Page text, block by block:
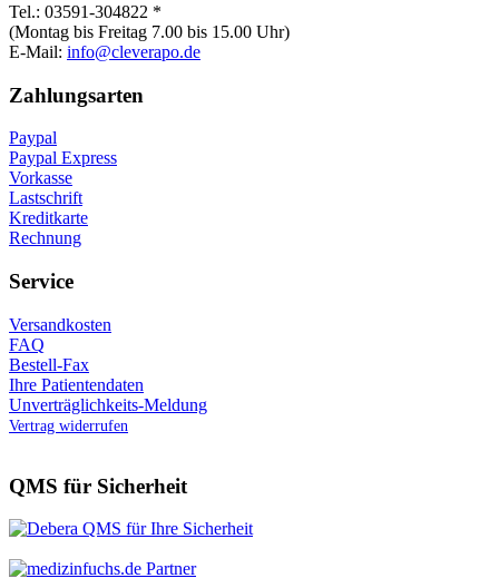
Tel.: 03591-304822 *
(Montag bis Freitag 7.00 bis 15.00 Uhr)
E-Mail: info@cleverapo.de
Zahlungsarten
Paypal
Paypal Express
Vorkasse
Lastschrift
Kreditkarte
Rechnung
Service
Versandkosten
FAQ
Bestell-Fax
Ihre Patientendaten
Unverträglichkeits-Meldung
Vertrag widerrufen
QMS für Sicherheit